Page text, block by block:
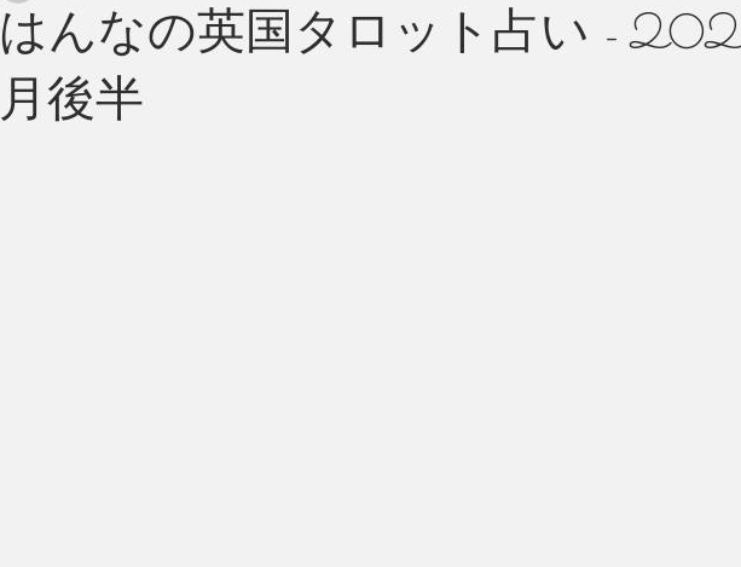
占い
はんなの英国タロット占い -
月後半